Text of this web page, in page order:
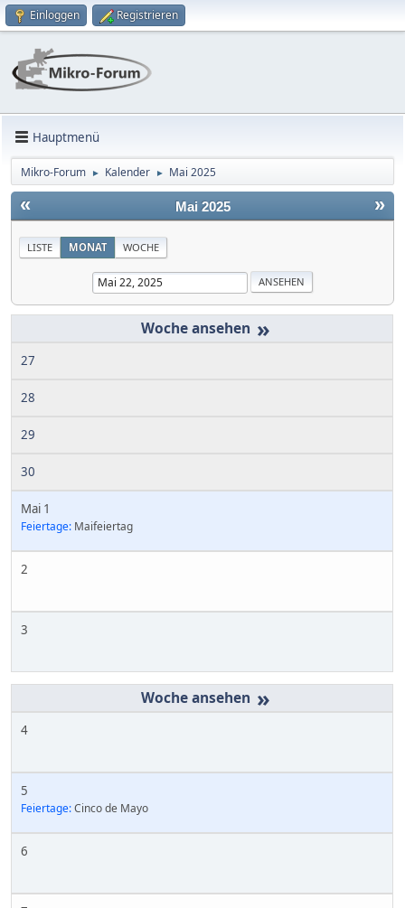
Einloggen Registrieren
Hauptmenü
Mikro-Forum ► Kalender ► Mai 2025
« »
Mai 2025
LISTE MONAT WOCHE
»
27
28
29
30
Mai 1
Feiertage: Maifeiertag
2
3
»
4
5
Feiertage:Cinco de Mayo
6